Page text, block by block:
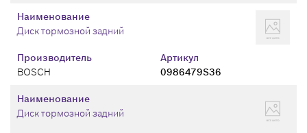
Производитель
BOSCH
Артикул
0986479S36
Наименование
Диск тормозной задний
Наименование
Диск тормозной задний